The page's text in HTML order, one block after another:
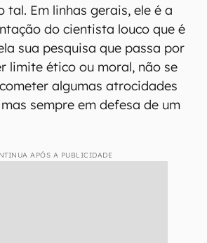
tal. Em linhas gerais, ele é a
do cientista louco que é
sua pesquisa que passa por
limite ético ou moral, não se
algumas atrocidades
sempre em defesa de um
APÓS A PUBLICIDADE